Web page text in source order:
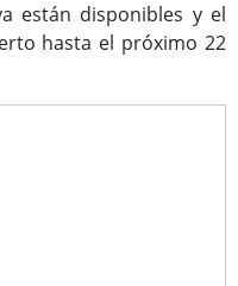
están disponibles y el
hasta el próximo 22